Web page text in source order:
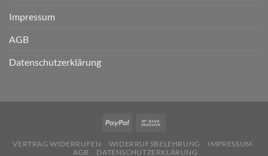
Impressum
AGB
Datenschutzerklärung
VERTRAG WIDERRUFEN WIDERRUFSBELEHRUNG
IMPRESSUM
AGB
DATENSCHUTZERKLÄRUNG